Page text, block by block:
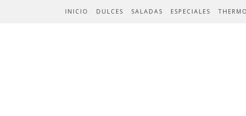
INICIO DULCES SALADAS ESPECIALES